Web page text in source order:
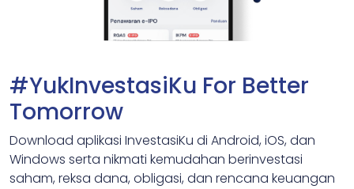
#YukInvestasiKu For Better
Tomorrow
Download aplikasi InvestasiKu di Android, iOS, dan
Windows serta nikmati kemudahan berinvestasi
saham, reksa dana, obligasi, dan rencana keuangan